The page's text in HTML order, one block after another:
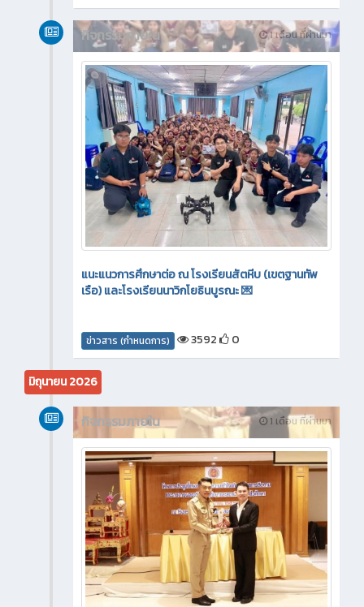
1 เดือน ที่ผ่านมา
กิจกรรมภายใน
แนะแนวการศึกษาต่อ ณ โรงเรียนสัตหีบ (เขตฐานทัพ
เรือ) และโรงเรียนนาวิกโยธินบูรณะ 💌
ข่าวสาร (กำหนดการ) 3592 0
มิถุนายน 2026
1 เดือน ที่ผ่านมา
กิจกรรมภายใน